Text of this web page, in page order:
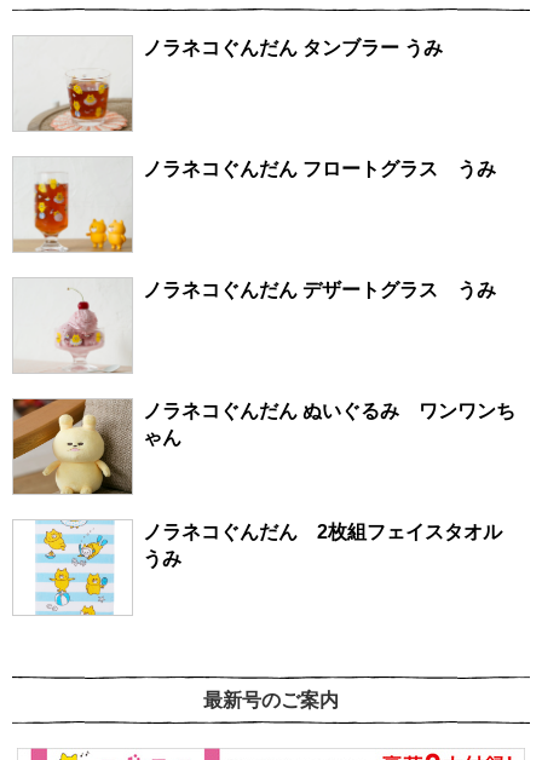
ノラネコぐんだん タンブラー うみ
ノラネコぐんだん フロートグラス うみ
ノラネコぐんだん デザートグラス うみ
ノラネコぐんだん ぬいぐるみ ワンワンち
ゃん
ノラネコぐんだん 2枚組フェイスタオル
うみ
最新号のご案内